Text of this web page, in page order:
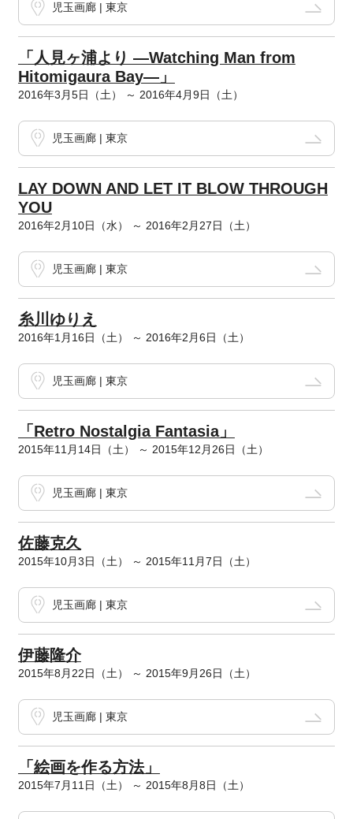
児玉画廊 | 東京
「人見ヶ浦より ―Watching Man from
Hitomigaura Bay―」
2016年3月5日（土） ～ 2016年4月9日（土）
児玉画廊 | 東京
LAY DOWN AND LET IT BLOW THROUGH
YOU
2016年2月10日（水） ～ 2016年2月27日（土）
児玉画廊 | 東京
糸川ゆりえ
2016年1月16日（土） ～ 2016年2月6日（土）
児玉画廊 | 東京
「Retro Nostalgia Fantasia」
2015年11月14日（土） ～ 2015年12月26日（土）
児玉画廊 | 東京
佐藤克久
2015年10月3日（土） ～ 2015年11月7日（土）
児玉画廊 | 東京
伊藤隆介
2015年8月22日（土） ～ 2015年9月26日（土）
児玉画廊 | 東京
「絵画を作る方法」
2015年7月11日（土） ～ 2015年8月8日（土）